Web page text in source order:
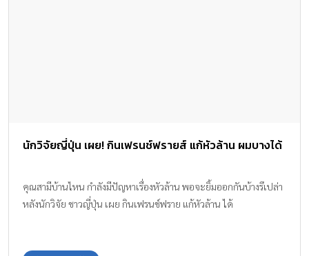
นักวิจัยญี่ปุ่น เผย! กินเฟรนช์ฟรายส์ แก้หัวล้าน ผมบางได้
คุณสามีบ้านไหน กำลังมีปัญหาเรื่องหัวล้าน พอจะยิ้มออกกันบ้างรึเปล่า
หลังนักวิจัย ชาวญี่ปุ่น เผย กินเฟรนช์ฟราย แก้หัวล้าน ได้